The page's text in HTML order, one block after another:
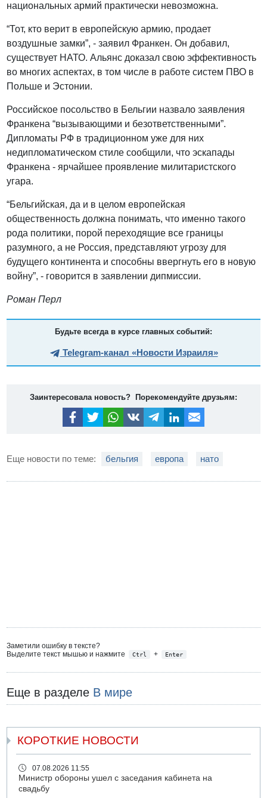
национальных армий практически невозможна.
“Тот, кто верит в европейскую армию, продает
воздушные замки”, - заявил Франкен. Он добавил,
существует НАТО. Альянс доказал свою эффективность
во многих аспектах, в том числе в работе систем ПВО в
Польше и Эстонии.
Российское посольство в Бельгии назвало заявления
Франкена “вызывающими и безответственными”.
Дипломаты РФ в традиционном уже для них
недипломатическом стиле сообщили, что эскапады
Франкена - ярчайшее проявление милитаристского
угара.
“Бельгийская, да и в целом европейская
общественность должна понимать, что именно такого
рода политики, порой переходящие все границы
разумного, а не Россия, представляют угрозу для
будущего континента и способны ввергнуть его в новую
войну”, - говорится в заявлении дипмиссии.
Роман Перл
Будьте всегда в курсе главных событий:
Telegram-канал «Новости Израиля»
Заинтересовала новость? Порекомендуйте друзьям:
Еще новости по теме: бельгия европа нато
Заметили ошибку в тексте?
Выделите текст мышью и нажмите
Ctrl + Enter
Еще в разделе В мире
КОРОТКИЕ НОВОСТИ
07.08.2026 11:55
Министр обороны ушел с заседания кабинета на
свадьбу